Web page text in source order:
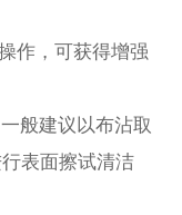
作，可获得增强
般建议以布沾取
表面擦试清洁